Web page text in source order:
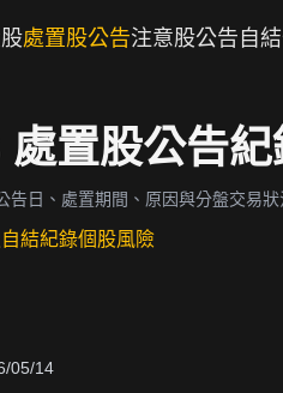
處置股公告注意股公告 自
置股公告紀
告日、處置期間、原因與分盤交易
自結紀錄個股風險
05/14